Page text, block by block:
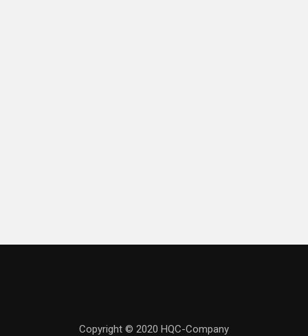
Copyright © 2020 HQC-Company